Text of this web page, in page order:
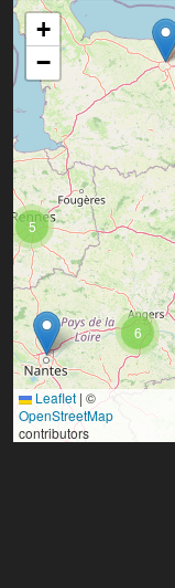
6
5
+
−
Leaflet | ©
OpenStreetMap
contributors